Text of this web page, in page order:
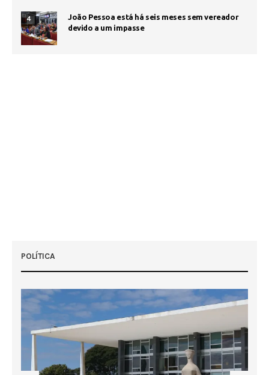
4
João Pessoa está há seis meses sem vereador
devido a um impasse
POLÍTICA